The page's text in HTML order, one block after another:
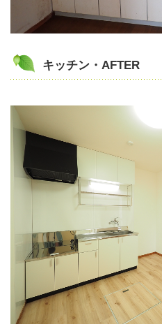
キッチン・AFTER